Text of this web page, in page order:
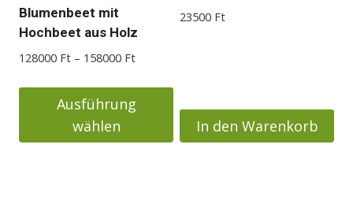
Blumenbeet mit
Hochbeet aus Holz
128000 Ft – 158000 FtPreisspanne:
bis
158000 Ft
Ausführung
wählen
23500 Ft
In den Warenkorb